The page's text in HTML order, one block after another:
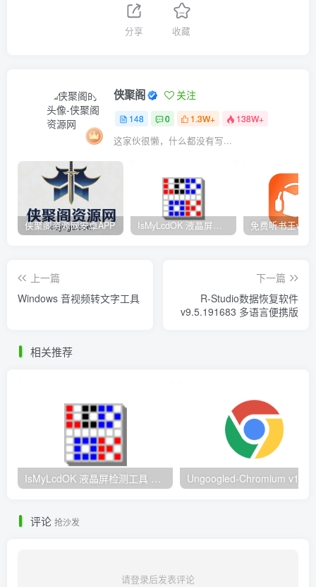
分享 收藏
侠聚阁 关注
148 0 1.3W+ 138W+
这家伙很懒，什么都没有写...
侠聚阁资源网安卓APP IsMyLcdOK 液晶屏检测工具 – 8种纯色+渐变测试 快速定位屏幕缺陷
上一篇
Windows 音视频转文字工具
下一篇
R-Studio数据恢复软件
v9.5.191683 多语言便携版
相关推荐
IsMyLcdOK 液晶屏检测工具 – 8种纯色+渐变测试 快速定位屏幕缺陷
评论 抢沙发
请登录后发表评论